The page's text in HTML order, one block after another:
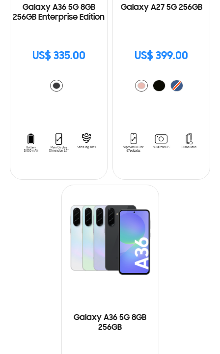
Galaxy A36 5G 8GB
256GB Enterprise Edition
US$ 335.00
Galaxy A27 5G 256GB
US$ 399.00
Galaxy A36 5G 8GB
256GB